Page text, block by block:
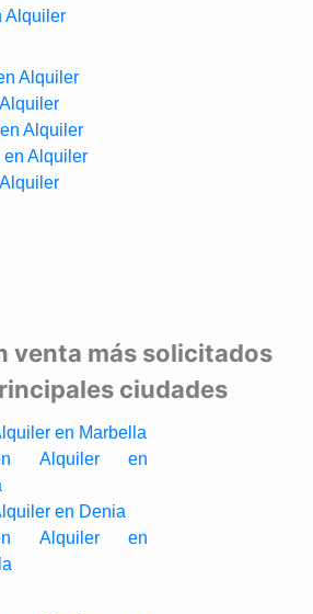
Alquiler
Alquiler
Alquiler
en Alquiler
venta más solicitados
ciudades
en Marbella
Alquiler en
en Denia
Alquiler en